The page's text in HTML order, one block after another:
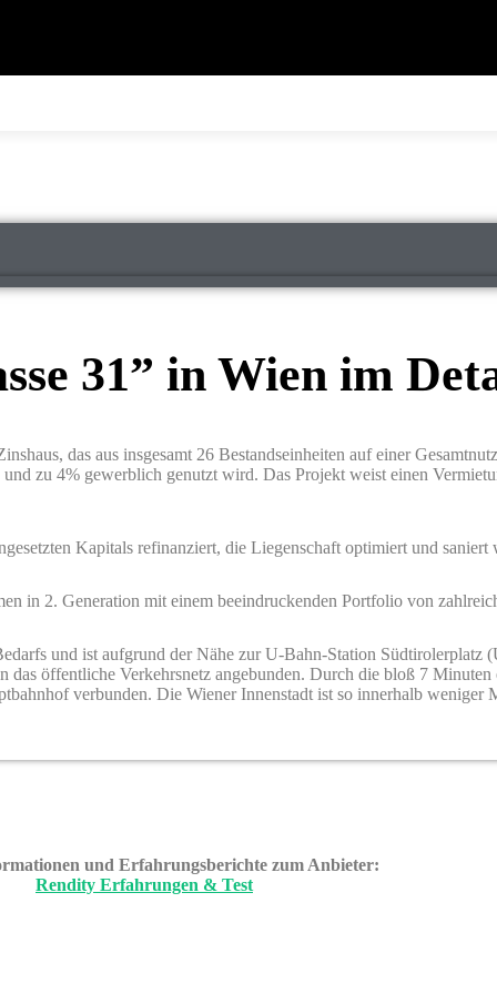
31” in Wien im
das aus insgesamt 26 Bestandseinheiten auf einer
zu 4% gewerblich genutzt wird. Das Projekt weist einen
Kapitals refinanziert, die Liegenschaft optimiert und saniert
in 2. Generation mit einem beeindruckenden Portfolio von
und ist aufgrund der Nähe zur U-Bahn-Station Südtirolerplatz
das öffentliche Verkehrsnetz angebunden. Durch die bloß 7
verbunden. Die Wiener Innenstadt ist so innerhalb weniger
und Erfahrungsberichte zum Anbieter:
Rendity Erfahrungen & Test